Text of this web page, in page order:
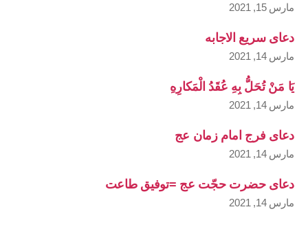
مارس 15, 2021
دعای سریع الاجابه
مارس 14, 2021
يَا مَنْ تُحَلُّ بِهِ عُقَدُ الْمَكارِهِ
مارس 14, 2021
دعای فرج امام زمان عج
مارس 14, 2021
دعای حضرت حجّت عج =توفیق طاعت
مارس 14, 2021